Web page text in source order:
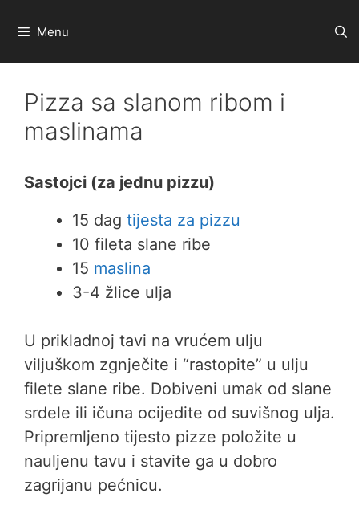
Menu
Pizza sa slanom ribom i
maslinama
Sastojci (za jednu pizzu)
15 dag tijesta za pizzu
10 fileta slane ribe
15 maslina
3-4 žlice ulja
U prikladnoj tavi na vrućem ulju
viljuškom zgnječite i “rastopite” u ulju
filete slane ribe. Dobiveni umak od slane
srdele ili ičuna ocijedite od suvišnog ulja.
Pripremljeno tijesto pizze položite u
nauljenu tavu i stavite ga u dobro
zagrijanu pećnicu.